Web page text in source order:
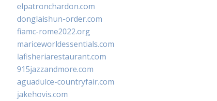
elpatronchardon.com
donglaishun-order.com
fiamc-rome2022.org
mariceworldessentials.com
lafisheriarestaurant.com
915jazzandmore.com
aguadulce-countryfair.com
jakehovis.com